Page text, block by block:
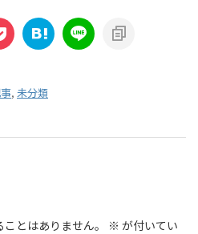
, 未分類
とはありません。 ※ が付いてい